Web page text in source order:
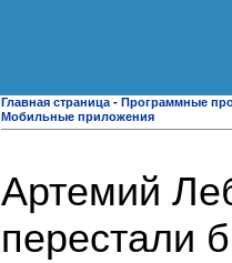
Главная страница - Программные
Мобильные приложения
Артемий
перестали